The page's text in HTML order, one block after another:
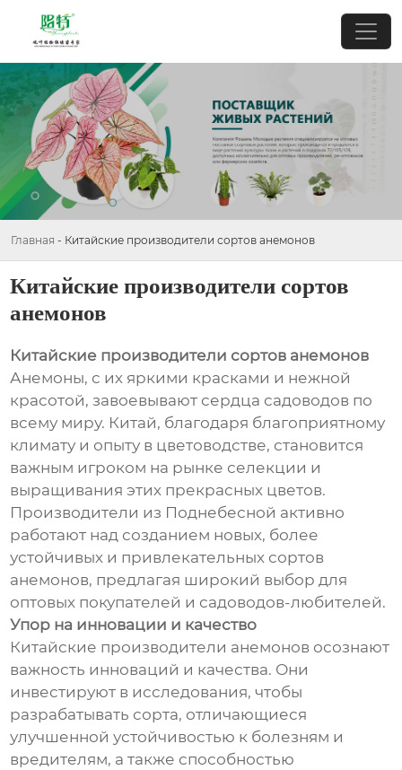
Главная - Китайские производители сортов анемонов
Китайские производители сортов
анемонов
Китайские производители сортов анемонов
Анемоны, с их яркими красками и нежной
красотой, завоевывают сердца садоводов по
всему миру. Китай, благодаря благоприятному
климату и опыту в цветоводстве, становится
важным игроком на рынке селекции и
выращивания этих прекрасных цветов.
Производители из Поднебесной активно
работают над созданием новых, более
устойчивых и привлекательных сортов
анемонов, предлагая широкий выбор для
оптовых покупателей и садоводов-любителей.
Упор на инновации и качество
Китайские производители анемонов осознают
важность инноваций и качества. Они
инвестируют в исследования, чтобы
разрабатывать сорта, отличающиеся
улучшенной устойчивостью к болезням и
вредителям, а также способностью